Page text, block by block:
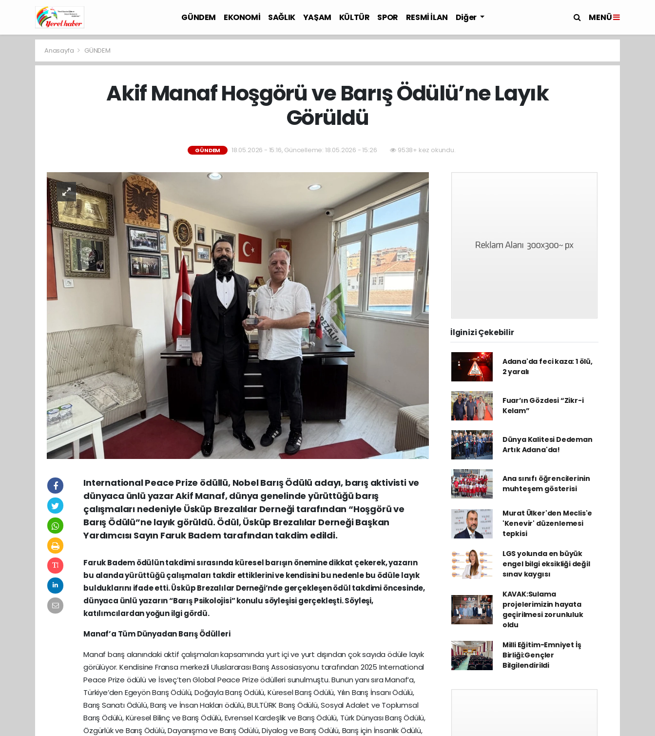
GÜNDEM EKONOMİ SAĞLIK YAŞAM KÜLTÜR SPOR RESMİ İLAN Diğer MENÜ
Anasayfa GÜNDEM
Akif Manaf Hoşgörü ve Barış Ödülü’ne Layık
Görüldü
GÜNDEM 18.05.2026 - 15:16, Güncelleme: 18.05.2026 - 15:26 9538+ kez okundu.
International Peace Prize ödüllü, Nobel Barış Ödülü adayı, barış aktivisti ve
dünyaca ünlü yazar Akif Manaf, dünya genelinde yürüttüğü barış
çalışmaları nedeniyle Üsküp Brezalılar Derneği tarafından “Hoşgörü ve
Barış Ödülü”ne layık görüldü. Ödül, Üsküp Brezalılar Derneği Başkan
Yardımcısı Sayın Faruk Badem tarafından takdim edildi.
Faruk Badem ödülün takdimi sırasında küresel barışın önemine dikkat çekerek, yazarın
bu alanda yürüttüğü çalışmaları takdir ettiklerini ve kendisini bu nedenle bu ödüle layık
bulduklarını ifade etti. Üsküp Brezalılar Derneği’nde gerçekleşen ödül takdimi öncesinde,
dünyaca ünlü yazarın “Barış Psikolojisi” konulu söyleşisi gerçekleşti. Söyleşi,
katılımcılardan yoğun ilgi gördü.
Manaf’a Tüm Dünyadan Barış Ödülleri
Manaf barış alanındaki aktif çalışmaları kapsamında yurt içi ve yurt dışından çok sayıda ödüle layık
görülüyor. Kendisine Fransa merkezli Uluslararası Barış Assosiasyonu tarafından 2025 International
Peace Prize ödülü ve İsveç’ten Global Peace Prize ödülleri sunulmuştu. Bunun yanı sıra Manaf’a,
Türkiye’den Egeyön Barış Ödülü, Doğayla Barış Ödülü, Küresel Barış Ödülü, Yılın Barış İnsanı Ödülü,
Barış Sanatı Ödülü, Barış ve İnsan Hakları ödülü, BULTÜRK Barış Ödülü, Sosyal Adalet ve Toplumsal
Barış Ödülü, Küresel Bilinç ve Barış Ödülü, Evrensel Kardeşlik ve Barış Ödülü, Türk Dünyası Barış Ödülü,
Özgürlük ve Barış Ödülü, Dayanışma ve Barış Ödülü, Diyalog ve Barış Ödülü, Barış için İnsanlık Ödülü,
İlginizi Çekebilir
Adana'da feci kaza: 1 ölü,
2 yaralı
Fuar’ın Gözdesi “Zikr-i
Kelam”
Dünya Kalitesi Dedeman
Artık Adana'da!
Ana sınıfı öğrencilerinin
muhteşem gösterisi
Murat Ülker'den Meclis'e
'Kenevir' düzenlemesi
tepkisi
LGS yolunda en büyük
engel bilgi eksikliği değil
sınav kaygısı
KAVAK:Sulama
projelerimizin hayata
geçirilmesi zorunluluk
oldu
Milli Eğitim-Emniyet İş
Birliği:Gençler
Bilgilendirildi